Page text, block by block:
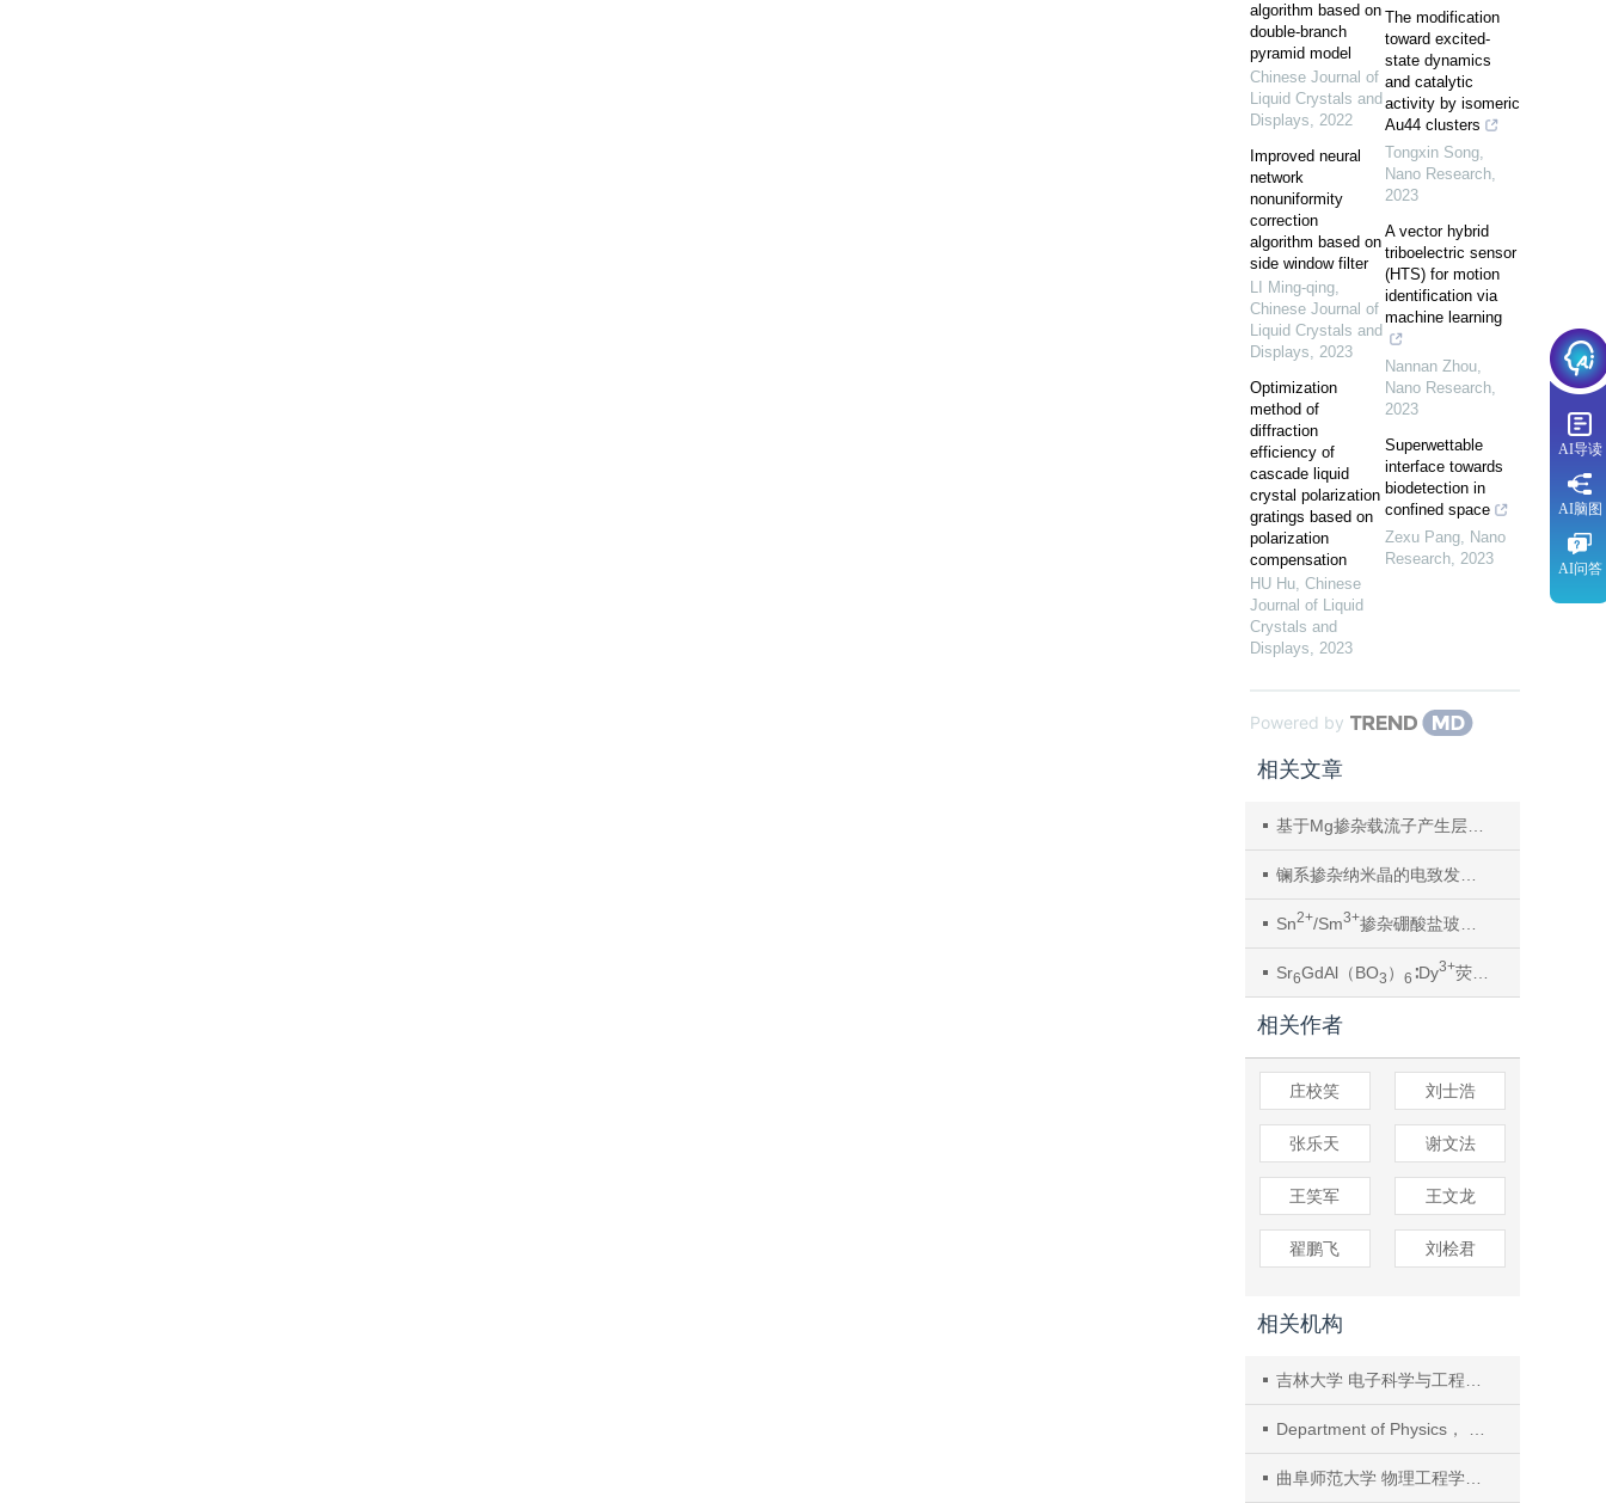
algorithm based on
double-branch
pyramid model
Chinese Journal of
Liquid Crystals and
Displays, 2022
Improved neural
network
nonuniformity
correction
algorithm based on
side window filter
LI Ming-qing,
Chinese Journal of
Liquid Crystals and
Displays, 2023
Optimization
method of
diffraction
efficiency of
cascade liquid
crystal polarization
gratings based on
polarization
compensation
HU Hu, Chinese
Journal of Liquid
Crystals and
Displays, 2023
The modification
toward excited-
state dynamics
and catalytic
activity by isomeric
Au44 clusters
Tongxin Song,
Nano Research,
2023
A vector hybrid
triboelectric sensor
(HTS) for motion
identification via
machine learning
Nannan Zhou,
Nano Research,
2023
Superwettable
interface towards
biodetection in
confined space
Zexu Pang, Nano
Research, 2023
Powered by
相关文章
基于Mg掺杂载流子产生层的红绿双色可调叠层OLED及其防伪应用
镧系掺杂纳米晶的电致发光：通过电致激子实现高效
Sn2+/Sm3+掺杂硼酸盐玻璃的荧光特性
Sr6GdAl（BO3 ） 6 ∶Dy3+荧光粉的能量传递和发光特性
相关作者
庄校笑 刘士浩
张乐天 谢文法
王笑军 王文龙
翟鹏飞 刘桧君
相关机构
吉林大学 电子科学与工程学院， 集成光电子全国重点实验室吉林大学实验区
Department of Physics， Georgia Southern University， Statesboro
曲阜师范大学 物理工程学院， 山东 曲阜
AI导读
AI脑图
AI问答